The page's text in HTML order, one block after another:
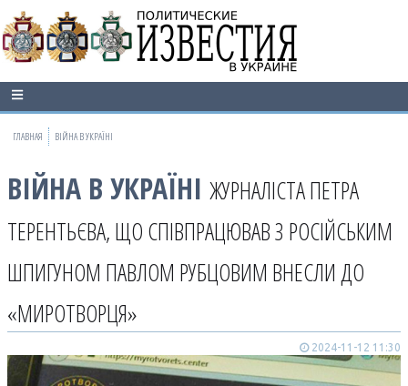
ГЛАВНАЯ ВІЙНА В УКРАЇНІ
ВІЙНА В УКРАЇНІ ЖУРНАЛІСТА ПЕТРА
ТЕРЕНТЬЄВА, ЩО СПІВПРАЦЮВАВ З РОСІЙСЬКИМ
ШПИГУНОМ ПАВЛОМ РУБЦОВИМ ВНЕСЛИ ДО
«МИРОТВОРЦЯ»
2024-11-12 11:30